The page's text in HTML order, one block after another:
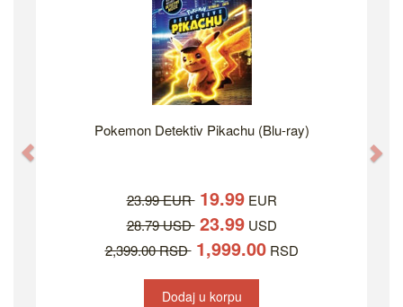
Pokemon Detektiv Pikachu (Blu-ray)
23.99 EUR 19.99EUR
28.79 USD 23.99USD
2,399.00 RSD 1,999.00RSD
Dodaj u korpu